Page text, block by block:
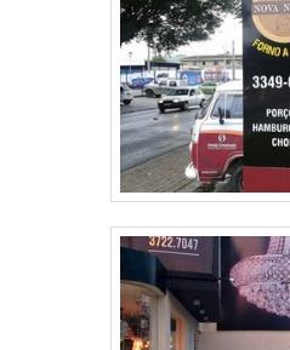
engenheiros formados,
de entrega com
clientes.TOTEM ACM
QUALIDADE E
Luminosos é possível
de melhor no mercado
fachada em ACM e
caixa. Mas não é apenas
tem transferência
30, 60 e 90 dias..